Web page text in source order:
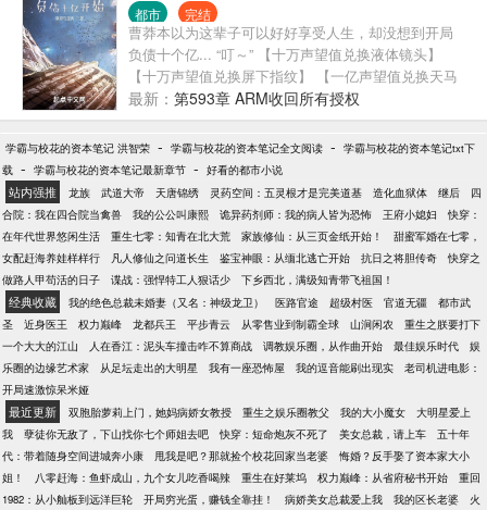
都市 完结
曹莽本以为这辈子可以好好享受人生，却没想到开局
负债十个亿... “叮～” 【十万声望值兑换液体镜头】
【十万声望值兑换屏下指纹】 【一亿声望值兑换天马
座系统】
最新： 第593章 ARM收回所有授权
学霸与校花的资本笔记 洪智荣 - 学霸与校花的资本笔记全文阅读 - 学霸与校花的资本笔记txt下
载 - 学霸与校花的资本笔记最新章节 - 好看的都市小说
站内强推 龙族 武道大帝 天唐锦绣 灵药空间：五灵根才是完美道基 造化血狱体 继后
四
合院：我在四合院当禽兽
我的公公叫康熙 诡异药剂师：我的病人皆为恐怖 王府小媳妇
快穿：
在年代世界悠闲生活
重生七零：知青在北大荒 家族修仙：从三页金纸开始！
甜蜜军婚在七零，
女配赶海养娃样样行
凡人修仙之问道长生 鉴宝神眼：从缅北逃亡开始 抗日之将胆传奇
快穿之
做路人甲苟活的日子
谍战：强悍特工人狠话少 下乡西北，满级知青带飞祖国！
经典收藏 我的绝色总裁未婚妻（又名：神级龙卫） 医路官途 超级村医 官道无疆
都市武
圣
近身医王 权力巅峰 龙都兵王 平步青云 从零售业到制霸全球 山涧闲农
重生之朕要打下
一个大大的江山
人在香江：泥头车撞击咋不算商战 调教娱乐圈，从作曲开始 最佳娱乐时代
娱
乐圈的边缘艺术家
从足坛走出的大明星 我有一座恐怖屋 我的逗音能刷出现实
老司机进电影：
开局速激惊呆米娅
最近更新 双胞胎萝莉上门，她妈病娇女教授 重生之娱乐圈教父 我的大小魔女
大明星爱上
我
孽徒你无敌了，下山找你七个师姐去吧 快穿：短命炮灰不死了 美女总裁，请上车
五十年
代：带着随身空间进城奔小康
甩我是吧？那就捡个校花回家当老婆
悔婚？反手娶了资本家大小
姐！
八零赶海：鱼虾成山，九个女儿吃香喝辣 重生在好莱坞 权力巅峰：从省府秘书开始
重回
1982：从小舢板到远洋巨轮
开局穷光蛋，赚钱全靠挂！ 病娇美女总裁爱上我 我的区长老婆
火